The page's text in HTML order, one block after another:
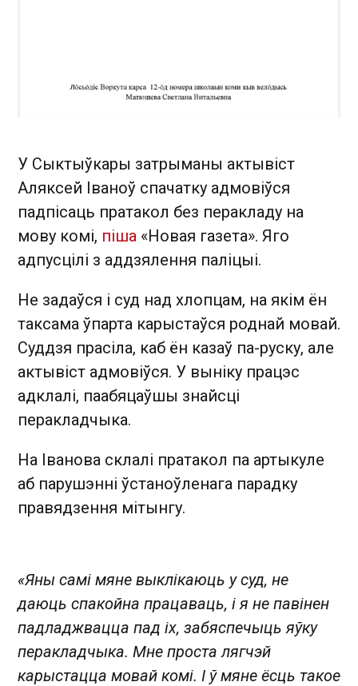
У Сыктыўкары затрыманы актывіст
Аляксей Іваноў спачатку адмовіўся
падпісаць пратакол без перакладу на
мову комі, піша «Новая газета». Яго
адпусцілі з аддзялення паліцыі.
Не задаўся і суд над хлопцам, на якім ён
таксама ўпарта карыстаўся роднай мовай.
Суддзя прасіла, каб ён казаў па-руску, але
актывіст адмовіўся. У выніку працэс
адклалі, паабяцаўшы знайсці
перакладчыка.
На Іванова склалі пратакол па артыкуле
аб парушэнні ўстаноўленага парадку
правядзення мітынгу.
«Яны самі мяне выклікаюць у суд, не
даюць спакойна працаваць, і я не павінен
падладжвацца пад іх, забяспечыць яўку
перакладчыка. Мне проста лягчэй
карыстацца мовай комі. І ў мяне ёсць такое